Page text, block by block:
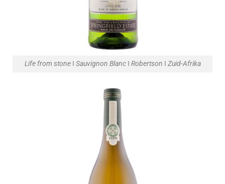
Life from stone ǀ Sauvignon Blanc ǀ Robertson ǀ Zuid-Afrika